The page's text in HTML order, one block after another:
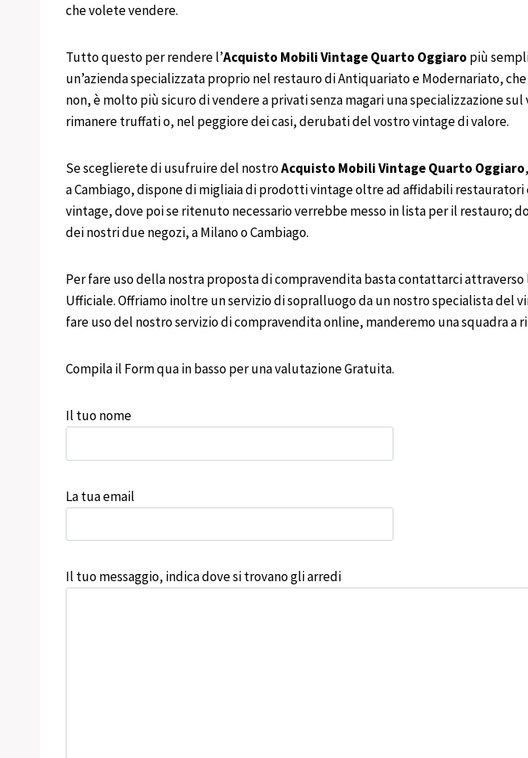
che volete vendere.
Tutto questo per rendere l’Acquisto MobiliVintageQuarto Oggiaro più
un’azienda specializzata proprio nel restauro di Antiquariato e Modernariato,
non, è molto più sicuro di vendere a privati senza magari una specializzazione
rimanere truffati o, nel peggiore dei casi, derubati del vostro vintage di valore.
Se sceglierete di usufruire del nostroAcquisto MobiliVintageQuarto Oggiaro
a Cambiago, dispone di migliaia di prodotti vintage oltre ad affidabili
vintage, dove poi se ritenuto necessario verrebbe messo in lista per il
dei nostri due negozi, a Milano o Cambiago.
Per fare uso della nostra proposta di compravendita basta contattarci
Ufficiale. Offriamo inoltre un servizio di sopralluogo da un nostro specialista
fare uso del nostro servizio di compravendita online, manderemo una squadra
Compila il Form qua in basso per una valutazione Gratuita.
Il tuo nome
La tua email
Il tuo messaggio, indica dove si trovano gli arredi